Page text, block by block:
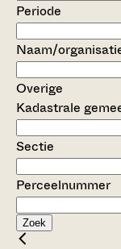
Periode
Naam/
Overige
Kadastrale
Sectie
Perceelnummer
Zoek